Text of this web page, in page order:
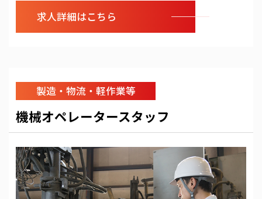
求人詳細はこちら
製造・物流・軽作業等
機械オペレータースタッフ